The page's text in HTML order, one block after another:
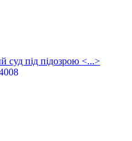
суд під підозрою <...>